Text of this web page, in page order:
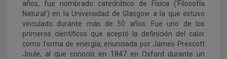
años, fue nombrado catedrático de Física (‘Filosofía
Natural’) en la Universidad de Glasgow a la que estuvo
vinculado durante más de 50 años. Fue uno de los
primeros científicos que aceptó la definición del calor
como forma de energía, enunciada por James Prescott
Joule, al que conoció en 1847 en Oxford durante un